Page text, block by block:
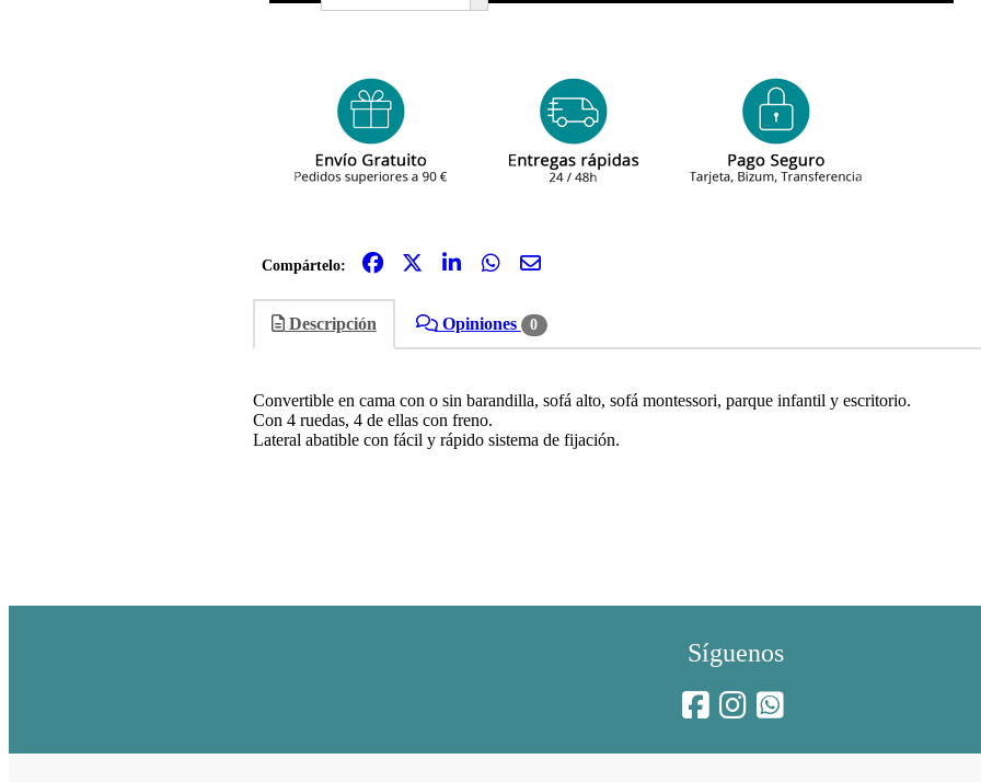
Compártelo:
Descripción Opiniones 0
Convertible en cama con o sin barandilla, sofá alto, sofá montessori, parque infantil y escritorio.
Con 4 ruedas, 4 de ellas con freno.
Lateral abatible con fácil y rápido sistema de fijación.
Síguenos